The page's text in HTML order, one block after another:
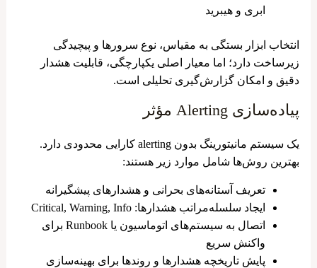
ابری و هیبرید
انتخاب ابزار بستگی به مقیاس، نوع سرورها و پیچیدگی
زیرساخت دارد؛ اما معیار اصلی یکپارچگی، قابلیت هشدار
دقیق و امکان گزارش‌گیری تحلیلی است.
پیاده‌سازی Alerting مؤثر
یک سیستم مانیتورینگ بدون alerting کارایی محدودی دارد.
بهترین روش‌ها شامل موارد زیر هستند:
تعریف آستانه‌های بحرانی و هشدارهای پیشگیرانه
ایجاد سلسله‌مراتب هشدارها: Critical, Warning, Info
اتصال به سیستم‌های اتوماسیون یا Runbook برای
واکنش سریع
پایش تاریخچه هشدارها و روندها برای بهینه‌سازی